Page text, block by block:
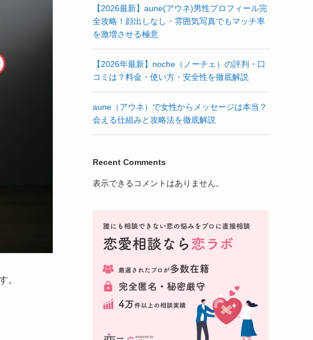
。
【2026最新】aune(アウネ)男性プロフィール完
全攻略！顔出しなし・雰囲気写真でもマッチ率
を激増させる極意
【2026年最新】noche（ノーチェ）の評判・口
コミは？料金・使い方・安全性を徹底解説
aune（アウネ）で女性からメッセージは本当？
会える仕組みと攻略法を徹底解説
Recent Comments
表示できるコメントはありません。